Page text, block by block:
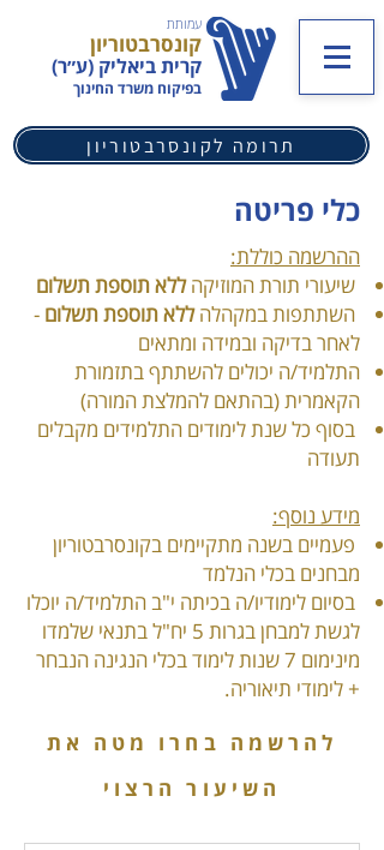
עמותת
קונסרבטוריון
קרית ביאליק (ע״ר)
בפיקוח משרד החינוך
תרומה לקונסרבטוריון
כלי פריטה
ההרשמה כוללת:
שיעורי תורת המוזיקהללא תוספת תשלום
השתתפות במקהלהללא תוספת תשלום -
לאחר בדיקה ובמידה ומתאים
התלמיד/ה יכולים להשתתף בתזמורת
הקאמרית (בהתאם להמלצת המורה)
בסוף כל שנת לימודים התלמידים מקבלים
תעודה
מידע נוסף:
פעמיים בשנה מתקיימים בקונסרבטוריון
מבחנים בכלי הנלמד
בסיום לימודיו/ה בכיתה י"ב התלמיד/ה יוכלו
לגשת למבחן בגרות 5 יח"ל בתנאי שלמדו
מינימום 7 שנות לימוד בכלי הנגינה הנבחר
+ לימודי תיאוריה.
להרשמה בחרו מטה את
השיעור הרצוי